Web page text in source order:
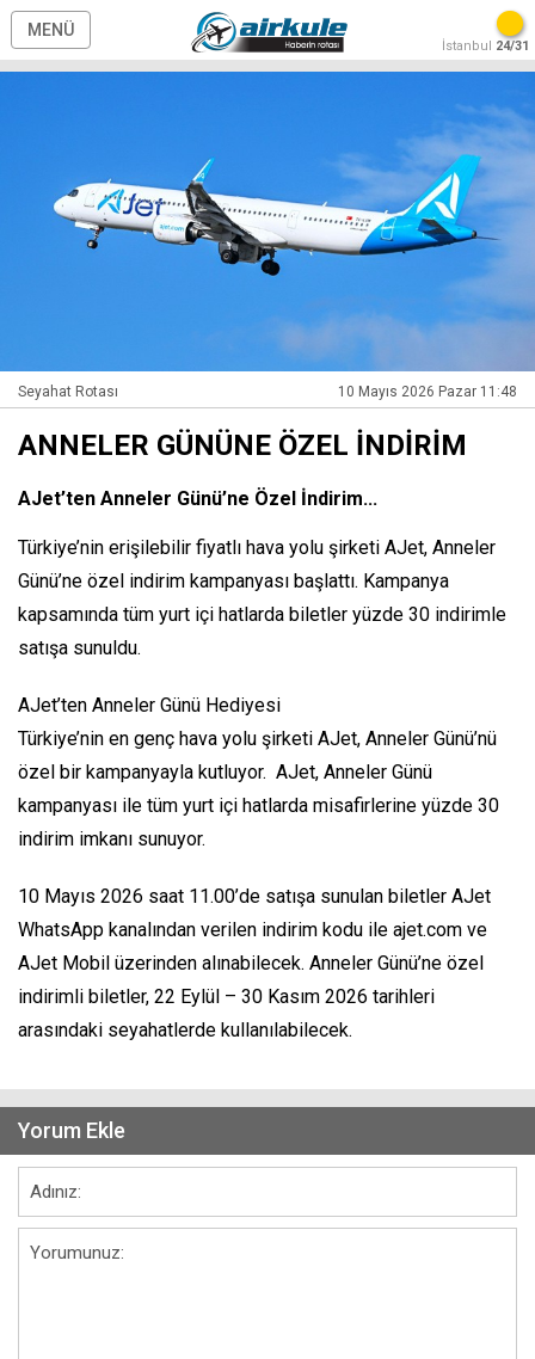
MENÜ
İstanbul 24/31
Seyahat Rotası 10 Mayıs 2026 Pazar 11:48
ANNELER GÜNÜNE ÖZEL İNDİRİM
AJet’ten Anneler Günü’ne Özel İndirim...
Türkiye’nin erişilebilir fiyatlı hava yolu şirketi AJet, Anneler
Günü’ne özel indirim kampanyası başlattı. Kampanya
kapsamında tüm yurt içi hatlarda biletler yüzde 30 indirimle
satışa sunuldu.
AJet’ten Anneler Günü Hediyesi
Türkiye’nin en genç hava yolu şirketi AJet, Anneler Günü’nü
özel bir kampanyayla kutluyor. AJet, Anneler Günü
kampanyası ile tüm yurt içi hatlarda misafirlerine yüzde 30
indirim imkanı sunuyor.
10 Mayıs 2026 saat 11.00’de satışa sunulan biletler AJet
WhatsApp kanalından verilen indirim kodu ile ajet.com ve
AJet Mobil üzerinden alınabilecek. Anneler Günü’ne özel
indirimli biletler, 22 Eylül – 30 Kasım 2026 tarihleri
arasındaki seyahatlerde kullanılabilecek.
Yorum Ekle